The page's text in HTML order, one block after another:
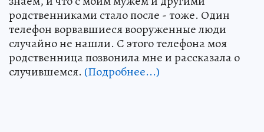
родственниками стало после - тоже. Один
телефон ворвавшиеся вооруженные люди
случайно не нашли. С этого телефона моя
родственница позвонила мне и рассказала о
случившемся. (Подробнее...)